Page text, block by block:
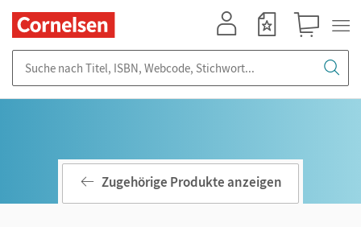
Zugehörige Produkte anzeigen